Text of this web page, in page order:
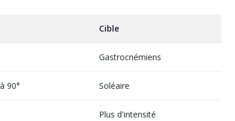
Cible
Gastrocnémiens
90° Soléaire
Plus d'intensité